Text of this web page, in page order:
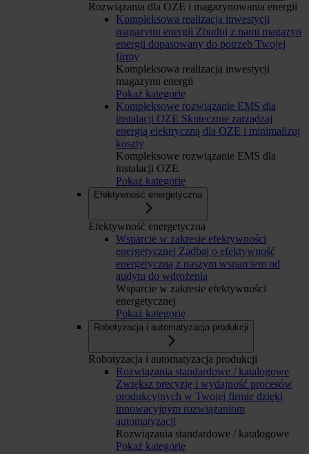
Rozwiązania dla OZE i magazynowania energii
Kompleksowa realizacja inwestycji
magazynu energii Zbuduj z nami magazyn
energii dopasowany do potrzeb Twojej
firmy
Kompleksowa realizacja inwestycji
magazynu energii
Pokaż kategorię
Kompleksowe rozwiązanie EMS dla
instalacji OZE Skutecznie zarządzaj
energią elektryczną dla OZE i minimalizuj
koszty
Kompleksowe rozwiązanie EMS dla
instalacji OZE
Pokaż kategorię
Efektywność energetyczna
Efektywność energetyczna
Wsparcie w zakresie efektywności
energetycznej Zadbaj o efektywność
energetyczną z naszym wsparciem od
audytu do wdrożenia
Wsparcie w zakresie efektywności
energetycznej
Pokaż kategorię
Robotyzacja i automatyzacja produkcji
Robotyzacja i automatyzacja produkcji
Rozwiązania standardowe / katalogowe
Zwiększ precyzję i wydajność procesów
produkcyjnych w Twojej firmie dzięki
innowacyjnym rozwiązaniom
automatyzacji
Rozwiązania standardowe / katalogowe
Pokaż kategorię